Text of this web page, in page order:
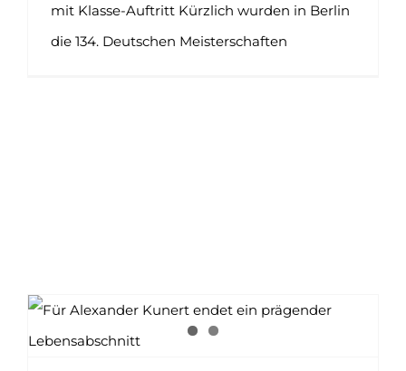
mit Klasse-Auftritt Kürzlich wurden in Berlin
die 134. Deutschen Meisterschaften